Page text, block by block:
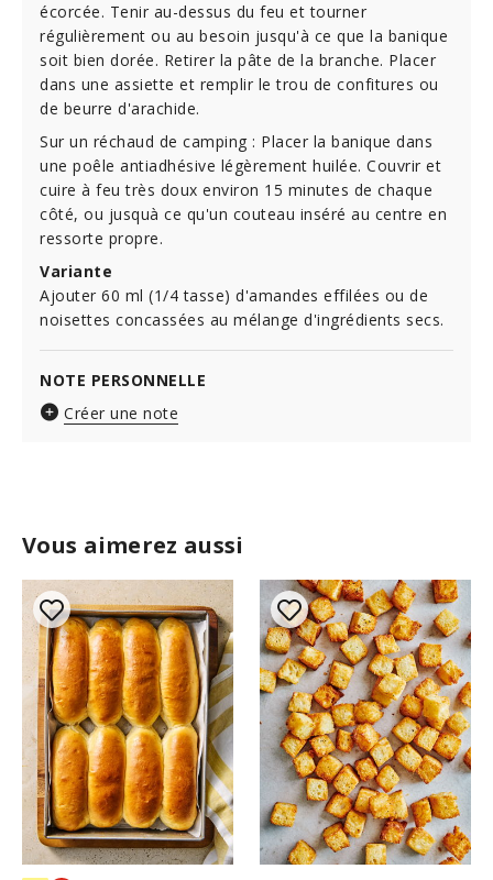
Vous aimerez aussi
écorcée. Tenir au-dessus du feu et tourner
régulièrement ou au besoin jusqu'à ce que la banique
soit bien dorée. Retirer la pâte de la branche. Placer
dans une assiette et remplir le trou de confitures ou
de beurre d'arachide.
Sur un réchaud de camping : Placer la banique dans
une poêle antiadhésive légèrement huilée. Couvrir et
cuire à feu très doux environ 15 minutes de chaque
côté, ou jusquà ce qu'un couteau inséré au centre en
ressorte propre.
Variante
Ajouter 60 ml (1/4 tasse) d'amandes effilées ou de
noisettes concassées au mélange d'ingrédients secs.
NOTE PERSONNELLE
Créer une note